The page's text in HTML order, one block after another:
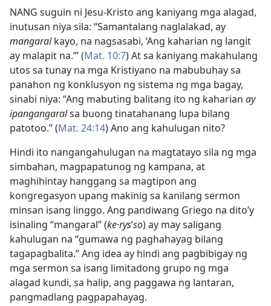
NANG suguin ni Jesu-Kristo ang kaniyang mga alagad,
inutusan niya sila: “Samantalang naglalakad, ay
mangaralkayo, na nagsasabi, ‘Ang kaharian ng langit
ay malapit na.’” (Mat. 10:7) At sa kaniyang makahulang
utos sa tunay na mga Kristiyano na mabubuhay sa
panahon ng konklusyon ng sistema ng mga bagay,
sinabi niya: “Ang mabuting balitang ito ng kaharian ay
ipangangaralsa buong tinatahanang lupa bilang
patotoo.” (Mat. 24:14) Ano ang kahulugan nito?
Hindi ito nangangahulugan na magtatayo sila ng mga
simbahan, magpapatunog ng kampana, at
maghihintay hanggang sa magtipon ang
kongregasyon upang makinig sa kanilang sermon
minsan isang linggo. Ang pandiwang Griego na dito’y
isinaling “mangaral” (ke·rysʹso) ay may saligang
kahulugan na “gumawa ng paghahayag bilang
tagapagbalita.” Ang idea ay hindi ang pagbibigay ng
mga sermon sa isang limitadong grupo ng mga
alagad kundi, sa halip, ang paggawa ng lantaran,
pangmadlang pagpapahayag.